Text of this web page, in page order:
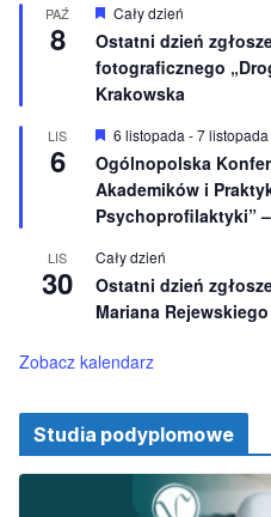
n
o
n
e
PAŹ
8
W
r
ó
ż
n
i
o
n
e
Cały dzień
Ostatni dzień
fotograficznego
Krakowska
LIS
6
W
r
ó
ż
n
o
n
e
6 listopada -7 listopada
Ogólnopolska
Akademików i
Psychoprofilaktyki”
LIS
30
Cały dzień
Ostatni dzień
Mariana Rejewskiego
Zobacz kalendarz
Studia podyplomowe